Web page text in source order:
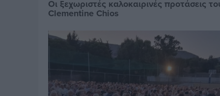
Οι ξεχωριστές καλοκαιρινές προτάσεις
Clementine Chios